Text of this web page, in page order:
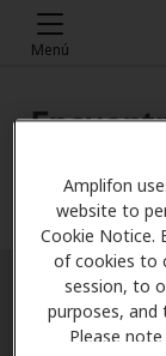
Amplifon
website to
Cookie Notice.
of cookies to
session, to
purposes,
Please
Menú